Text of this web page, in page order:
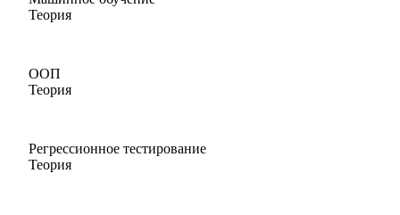
Теория
ООП
Теория
Регрессионное тестирование
Теория